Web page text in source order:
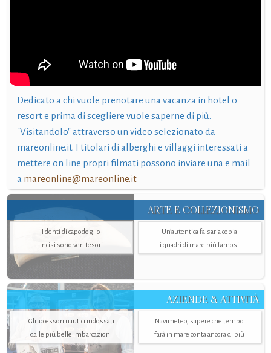
Dedicato a chi vuole prenotare una vacanza in hotel o
resort e prima di scegliere vuole saperne di più.
"Visitandolo" attraverso un video selezionato da
mareonline.it. I titolari di alberghi e villaggi interessati a
mettere on line propri filmati possono inviare una e mail
a mareonline@mareonline.it
ARTE E COLLEZIONISMO
I denti di capodoglio
incisi sono veri tesori
Un’autentica falsaria copia
i quadri di mare più famosi
AZIENDE & ATTIVITÀ
Gli accessori nautici indossati
dalle più belle imbarcazioni
Navimeteo, sapere che tempo
farà in mare conta ancora di più